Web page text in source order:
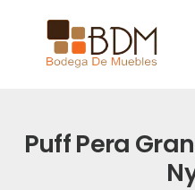
Puff Pera